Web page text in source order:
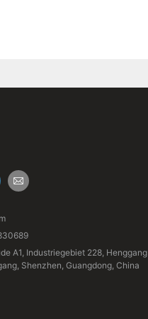
A1, Industriegebiet 228, Henggang
Shenzhen, Guangdong, China